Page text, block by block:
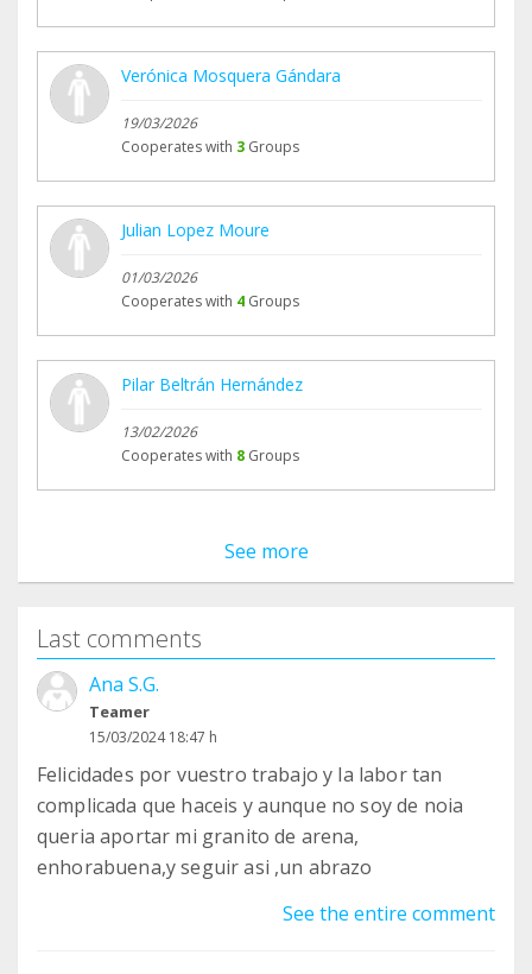
Verónica Mosquera Gándara
19/03/2026
Cooperates with 3 Groups
Julian Lopez Moure
01/03/2026
Cooperates with 4 Groups
Pilar Beltrán Hernández
13/02/2026
Cooperates with 8 Groups
See more
Last comments
Ana S.G.
Teamer
15/03/2024 18:47 h
Felicidades por vuestro trabajo y la labor tan
complicada que haceis y aunque no soy de noia
queria aportar mi granito de arena,
enhorabuena,y seguir asi ,un abrazo
See the entire comment